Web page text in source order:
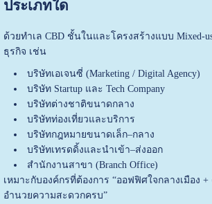
ประเภทใด
ด้วยทำเล CBD ชั้นในและโครงสร้างแบบ Mixed-
ธุรกิจ เช่น
บริษัทเอเจนซี่ (Marketing / Digital Agency)
บริษัท Startup และ Tech Company
บริษัทต่างชาติขนาดกลาง
บริษัทท่องเที่ยวและบริการ
บริษัทกฎหมายขนาดเล็ก–กลาง
บริษัทเทรดดิ้งและนำเข้า–ส่งออก
สำนักงานสาขา (Branch Office)
เหมาะกับองค์กรที่ต้องการ “ออฟฟิศใจกลางเมือง
อำนวยความสะดวกครบ”